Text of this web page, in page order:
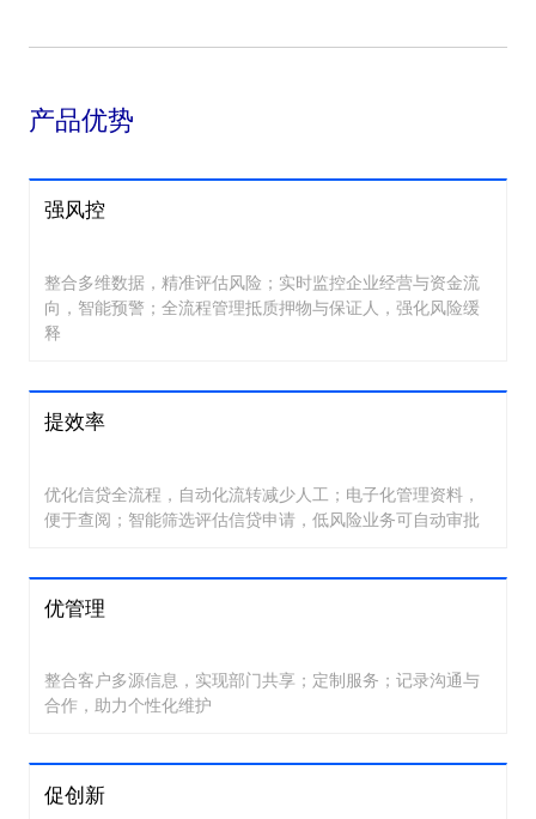
产品优势
强风控
整合多维数据，精准评估风险；实时监控企业经营与资金流
向，智能预警；全流程管理抵质押物与保证人，强化风险缓
释
提效率
优化信贷全流程，自动化流转减少人工；电子化管理资料，
便于查阅；智能筛选评估信贷申请，低风险业务可自动审批
优管理
整合客户多源信息，实现部门共享；定制服务；记录沟通与
合作，助力个性化维护
促创新